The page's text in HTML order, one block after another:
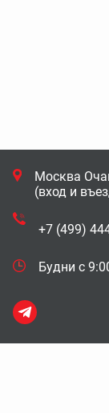
Москва
(вход и
+7 (499)
Будни с